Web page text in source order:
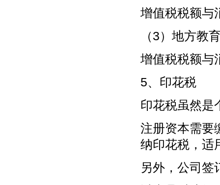
增值税税额与
（3）地方教
增值税税额与
5、印花税
印花税虽然是
注册资本需要
纳印花税，适
另外，公司签